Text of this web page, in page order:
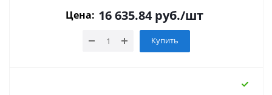
Цена: 16 635.84руб./шт
Купить